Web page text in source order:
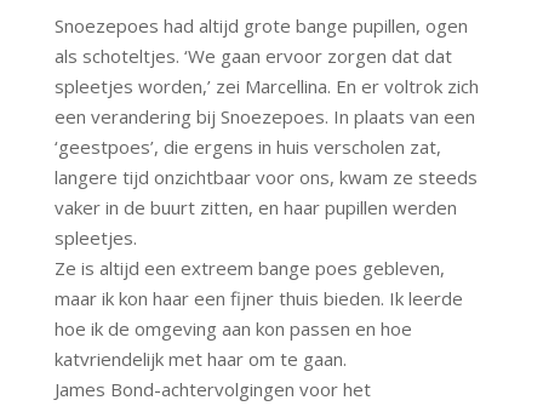
Snoezepoes had altijd grote bange pupillen, ogen
als schoteltjes. ‘We gaan ervoor zorgen dat dat
spleetjes worden,’ zei Marcellina. En er voltrok zich
een verandering bij Snoezepoes. In plaats van een
‘geestpoes’, die ergens in huis verscholen zat,
langere tijd onzichtbaar voor ons, kwam ze steeds
vaker in de buurt zitten, en haar pupillen werden
spleetjes.
Ze is altijd een extreem bange poes gebleven,
maar ik kon haar een fijner thuis bieden. Ik leerde
hoe ik de omgeving aan kon passen en hoe
katvriendelijk met haar om te gaan.
James Bond-achtervolgingen voor het